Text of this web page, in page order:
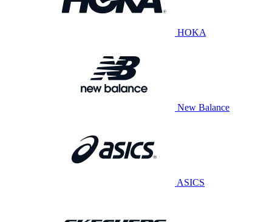
HOKA
New Balance
ASICS